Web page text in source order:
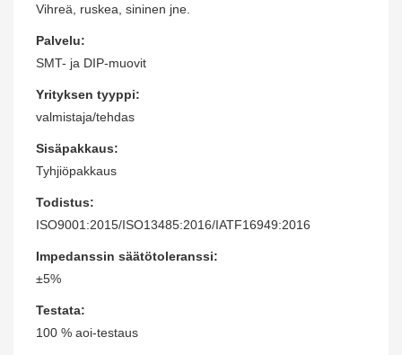
Vihreä, ruskea, sininen jne.
Palvelu:
SMT- ja DIP-muovit
Yrityksen tyyppi:
valmistaja/tehdas
Sisäpakkaus:
Tyhjiöpakkaus
Todistus:
ISO9001:2015/ISO13485:2016/IATF16949:2016
Impedanssin säätötoleranssi:
±5%
Testata:
100 % aoi-testaus